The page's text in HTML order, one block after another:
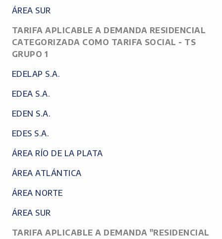
ÁREA SUR
TARIFA APLICABLE A DEMANDA RESIDENCIAL
CATEGORIZADA COMO TARIFA SOCIAL - TS
GRUPO 1
EDELAP S.A.
EDEA S.A.
EDEN S.A.
EDES S.A.
ÁREA RÍO DE LA PLATA
ÁREA ATLÁNTICA
ÁREA NORTE
ÁREA SUR
TARIFA APLICABLE A DEMANDA "RESIDENCIAL